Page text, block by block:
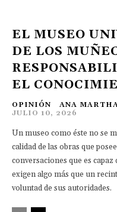
EL MUSEO
DE LOS
EL
OPINIÓN ANA
JULIO 10, 2026
Un museo como éste no se
calidad de las obras que
conversaciones que es
exigen algo más que un
voluntad de sus autoridades.